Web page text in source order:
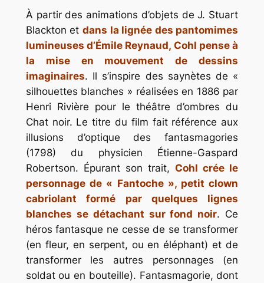
À partir des animations d’objets de J. Stuart
Blackton et dans la lignée des pantomimes
lumineuses d’Émile Reynaud, Cohl pense à
la mise en mouvement de dessins
imaginaires. Il s’inspire des saynètes de «
silhouettes blanches » réalisées en 1886 par
Henri Rivière pour le théâtre d’ombres du
Chat noir. Le titre du film fait référence aux
illusions d’optique des fantasmagories
(1798) du physicien Étienne-Gaspard
Robertson. Épurant son trait,Cohl crée le
personnage de « Fantoche », petit clown
cabriolant formé par quelques lignes
blanches se détachant sur fond noir. Ce
héros fantasque ne cesse de se transformer
(en fleur, en serpent, ou en éléphant) et de
transformer les autres personnages (en
soldat ou en bouteille). Fantasmagorie, dont